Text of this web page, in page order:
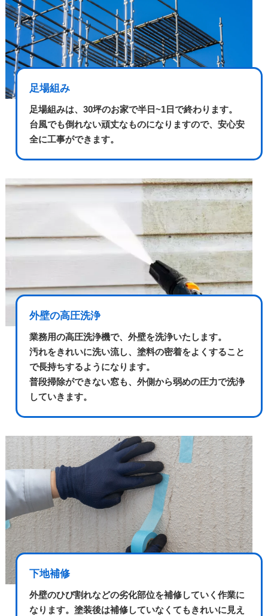
足場組み
足場組みは、30坪のお家で半日~1日で終わります。
台風でも倒れない頑丈なものになりますので、安心安
全に工事ができます。
外壁の高圧洗浄
業務用の高圧洗浄機で、外壁を洗浄いたします。
汚れをきれいに洗い流し、塗料の密着をよくすること
で長持ちするようになります。
普段掃除ができない窓も、外側から弱めの圧力で洗浄
していきます。
下地補修
外壁のひび割れなどの劣化部位を補修していく作業に
なります。塗装後は補修していなくてもきれいに見え